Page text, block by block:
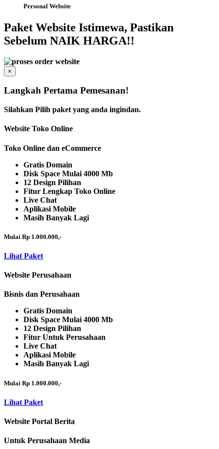
Personal Website
Paket Website Istimewa, Pastikan
Sebelum NAIK HARGA!!
×
Langkah Pertama Pemesanan!
Silahkan Pilih paket yang anda ingindan.
Website Toko Online
Toko Online dan eCommerce
Gratis Domain
Disk Space Mulai 4000 Mb
12 Design Pilihan
Fitur Lengkap Toko Online
Live Chat
Aplikasi Mobile
Masih Banyak Lagi
Mulai Rp 1.000.000,-
Lihat Paket
Website Perusahaan
Bisnis dan Perusahaan
Gratis Domain
Disk Space Mulai 4000 Mb
12 Design Pilihan
Fitur Untuk Perusahaan
Live Chat
Aplikasi Mobile
Masih Banyak Lagi
Mulai Rp 1.000.000,-
Lihat Paket
Website Portal Berita
Untuk Perusahaan Media